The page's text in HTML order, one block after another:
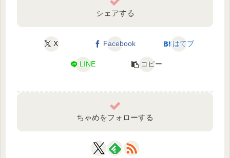
シェアする
X Facebook はてブ
LINE コピー
ちゃめをフォローする